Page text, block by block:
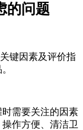
的问题
键因素及评价指
需要关注的因素
作方便、清洁卫